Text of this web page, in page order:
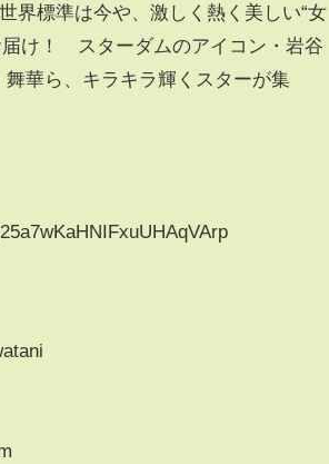
界標準は今や、激しく熱く美しい“女
届け！ スターダムのアイコン・岩谷
舞華ら、キラキラ輝くスターが集